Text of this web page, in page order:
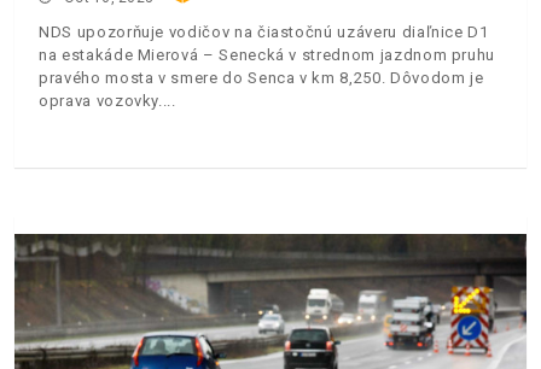
NDS upozorňuje vodičov na čiastočnú uzáveru diaľnice D1
na estakáde Mierová – Senecká v strednom jazdnom pruhu
pravého mosta v smere do Senca v km 8,250. Dôvodom je
oprava vozovky.